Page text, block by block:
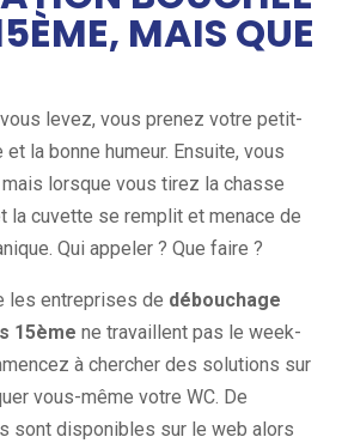
MAIS QUE
levez, vous prenez votre petit-
la bonne humeur. Ensuite, vous
lorsque vous tirez la chasse
la cuvette se remplit et menace de
Qui appeler ? Que faire ?
les entreprises de débouchage
15ème ne travaillent pas le week-
à chercher des solutions sur
vous-même votre WC. De
sont disponibles sur le web alors